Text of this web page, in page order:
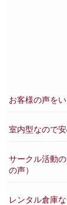
お客様の声を
室内型なので
サークル活動
の声）
レンタル倉庫